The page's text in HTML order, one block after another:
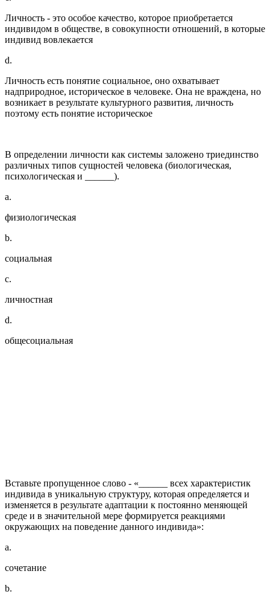
Личность - это особое качество, которое приобретается
индивидом в обществе, в совокупности отношений, в которые
индивид вовлекается
d.
Личность есть понятие социальное, оно охватывает
надприродное, историческое в человеке. Она не враждена, но
возникает в результате культурного развития, личность
поэтому есть понятие историческое
В определении личности как системы заложено триединство
различных типов сущностей человека (биологическая,
психологическая и ______).
a.
физиологическая
b.
социальная
c.
личностная
d.
общесоциальная
Вставьте пропущенное слово - «______ всех характеристик
индивида в уникальную структуру, которая определяется и
изменяется в результате адаптации к постоянно меняющей
среде и в значительной мере формируется реакциями
окружающих на поведение данного индивида»:
a.
сочетание
b.